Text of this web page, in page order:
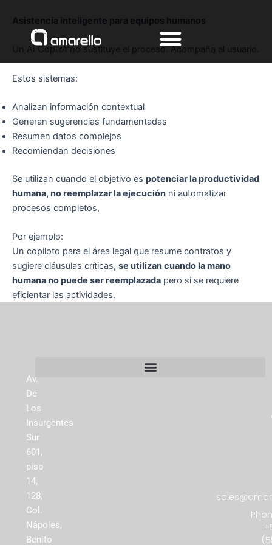
contenido
Asistencia inteligente para equipos humanos
Un AI Copilot no sustituye el proceso. Acompaña al usuario.
Estos sistemas:
Analizan información contextual
Generan sugerencias fundamentadas
Resumen datos complejos
Recomiendan decisiones
Se utilizan cuando el objetivo es potenciar la productividad
humana, no reemplazar la ejecución ni automatizar
procesos completos,
Por ejemplo:
Un copiloto para el área legal que resume contratos y
sugiere cláusulas críticas, se utilizan cuando la mano
humana no puede ser reemplazada pero si se requiere
eficientar las actividades.
Av.
De
Los
Insurgentes
Sur
601,
piso
14,
128,
Col.
Nápoles,
Benito